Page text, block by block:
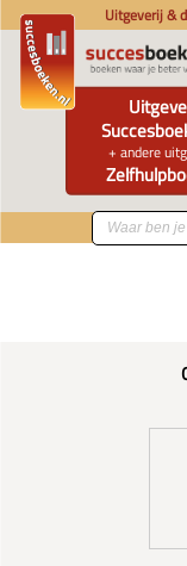
Uitgeverij &
+ andere